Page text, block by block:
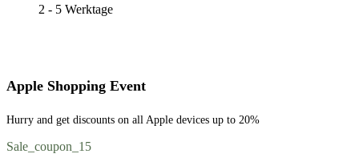
2 - 5 Werktage
Apple Shopping Event
Hurry and get discounts on all Apple devices up to 20%
Sale_coupon_15